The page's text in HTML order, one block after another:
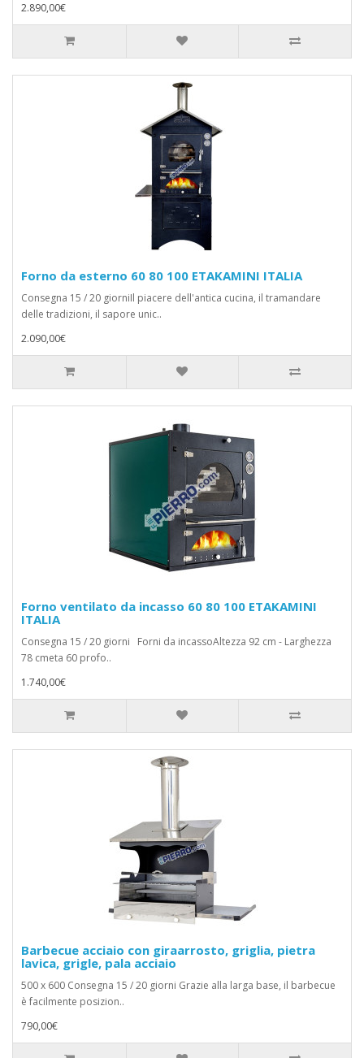
2.890,00€
Forno da esterno 60 80 100 ETAKAMINI ITALIA
Consegna 15 / 20 giorniIl piacere dell'antica cucina, il tramandare
delle tradizioni, il sapore unic..
2.090,00€
Forno ventilato da incasso 60 80 100 ETAKAMINI
ITALIA
Consegna 15 / 20 giorni Forni da incassoAltezza 92 cm - Larghezza
78 cmeta 60 profo..
1.740,00€
Barbecue acciaio con giraarrosto, griglia, pietra
lavica, grigle, pala acciaio
500 x 600 Consegna 15 / 20 giorni Grazie alla larga base, il barbecue
è facilmente posizion..
790,00€